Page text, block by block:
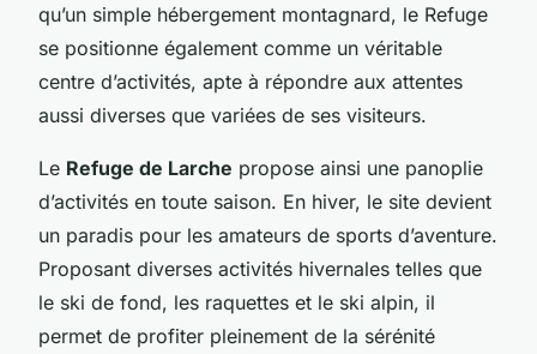
qu’un simple hébergement montagnard, le Refuge
se positionne également comme un véritable
centre d’activités, apte à répondre aux attentes
aussi diverses que variées de ses visiteurs.
Le Refuge de Larche propose ainsi une panoplie
d’activités en toute saison. En hiver, le site devient
un paradis pour les amateurs de sports d’aventure.
Proposant diverses activités hivernales telles que
le ski de fond, les raquettes et le ski alpin, il
permet de profiter pleinement de la sérénité